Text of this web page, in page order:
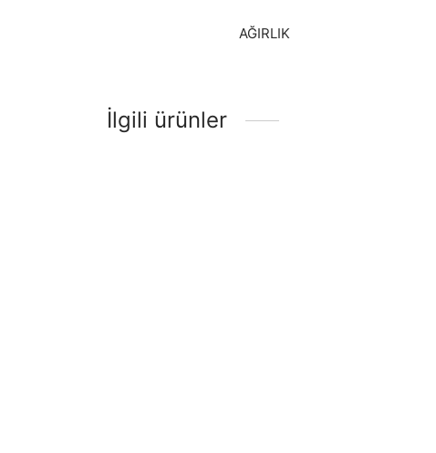
AĞIRLIK
İlgili ürünler